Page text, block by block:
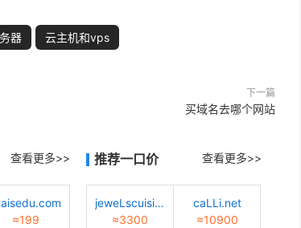
器 云主机和vps
下一篇
买域名去哪个网站
查看更多>>
≈199
推荐一口价 查看更多>>
jeweLscuisine.com
≈3300
caLLi.net
≈10900